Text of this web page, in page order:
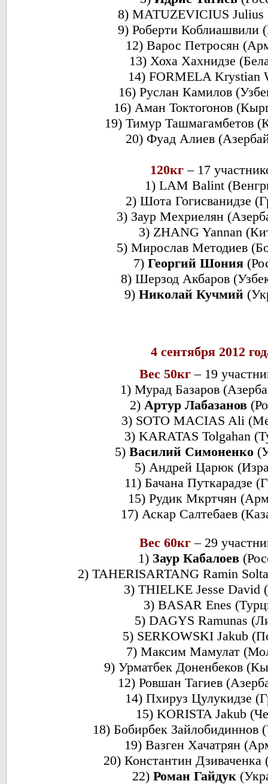
8) MATUZEVICIUS Julius
9) Роберти Коблиашвили
12) Варос Петросян
13) Хоха Хахнидзе
14) FORMELA Krystian
16) Руслан Камилов
16) Аман Токтогонов
19) Тимур Ташмагамбетов
20) Фуад Алиев
120кг – 17
1) LAM Balint
2) Шота Гогисванидзе
3) Заур Мехриелян
3) ZHANG Yannan
5) Мирослав Методиев
7) Георгий Шония
8) Шерзод Акбаров
9)Николай Кучмий
4 сентября 2012
Вес 50кг – 19
1) Мурад Базаров
2) Артур Лабазанов
3) SOTO MACIAS Ali
3) KARATAS Tolgahan
5) Василий Симоненко
5) Андрей Царюк
11) Бачана Путкарадзе
15) Рудик Мкртчян
17) Аскар Салтебаев
Вес 60кг – 29
1) Заур Кабалоев
2) TAHERISARTANG Ramin
3) THIELKE Jesse
3) BASAR Enes
5) DAGYS Ramunas
5) SERKOWSKI Jakub
7) Максим Мамулат
9) Урматбек Доненбеков
12) Ровшан Тагиев
14) Пхируз Цулукидзе
15) KORISTA Jakub
18) Бобирбек Зайлобидиннов
19) Вазген Хачатрян
20) Константин Дзиваченка
22) Роман Гайдук